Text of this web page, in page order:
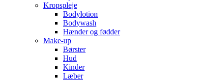
Kropspleje
Bodylotion
Bodywash
Hænder og fødder
Make-up
Børster
Hud
Kinder
Læber